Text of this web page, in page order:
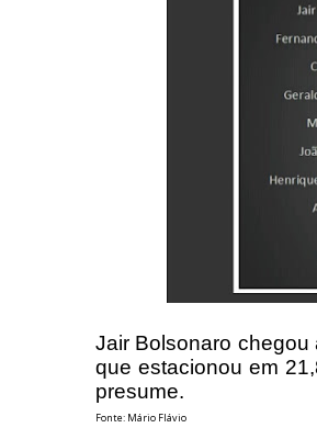
Jair Bolsonaro
que estacionou em
presume.
Fonte: Mário Flávio